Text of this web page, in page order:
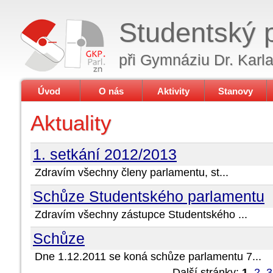
Studentský
při Gymnáziu Dr.
Úvod O nás Aktivity Stanovy
Aktuality
1. setkání 2012/2013
Zdravím všechny členy parlamentu, st...
Schůze Studentského parlamentu
Zdravím všechny zástupce Studentského ...
Schůze
Dne 1.12.2011 se koná schůze parlamentu 7...